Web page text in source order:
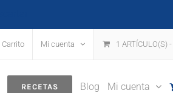
Carrito Mi cuenta 1 ARTÍCULO(S) -
RECETAS Blog Mi cuenta